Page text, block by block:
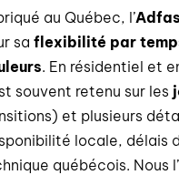
au Québec, l’
saflexibilité par
. En résidentiel et
souvent retenu sur les
et plusieurs
locale, délais
québécois. Nous